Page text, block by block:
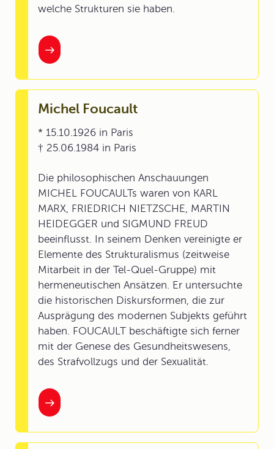
welche Strukturen sie haben.
Michel Foucault
* 15.10.1926 in Paris
† 25.06.1984 in Paris
Die philosophischen Anschauungen
MICHEL FOUCAULTs waren von KARL
MARX, FRIEDRICH NIETZSCHE, MARTIN
HEIDEGGER und SIGMUND FREUD
beeinflusst. In seinem Denken vereinigte er
Elemente des Strukturalismus (zeitweise
Mitarbeit in der Tel-Quel-Gruppe) mit
hermeneutischen Ansätzen. Er untersuchte
die historischen Diskursformen, die zur
Ausprägung des modernen Subjekts geführt
haben. FOUCAULT beschäftigte sich ferner
mit der Genese des Gesundheitswesens,
des Strafvollzugs und der Sexualität.